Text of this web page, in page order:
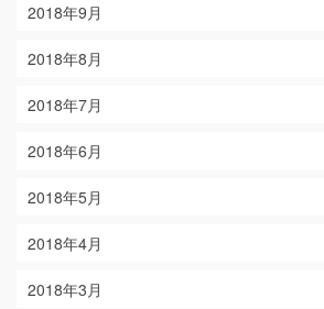
2018年9月
2018年8月
2018年7月
2018年6月
2018年5月
2018年4月
2018年3月